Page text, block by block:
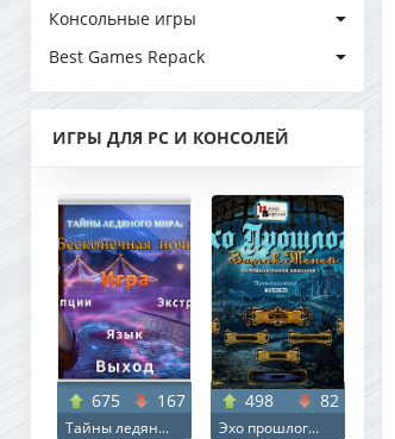
Консольные игры
Best Games Repack
ИГРЫ ДЛЯ PC И КОНСОЛЕЙ
675 167
Тайны ледян...
498 82
Эхо прошлог...